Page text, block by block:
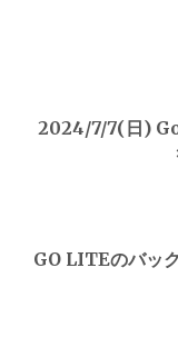
稿
ゲ
2024/7/7(日)
GO LITEのバッ